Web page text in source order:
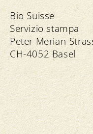
Bio Suisse
Servizio stampa
Peter Merian-
CH-4052 Basel